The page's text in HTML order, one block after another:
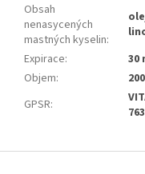
Obsah
nenasycených
mastných kyselin:
Expirace:
30
Objem:
GPSR: